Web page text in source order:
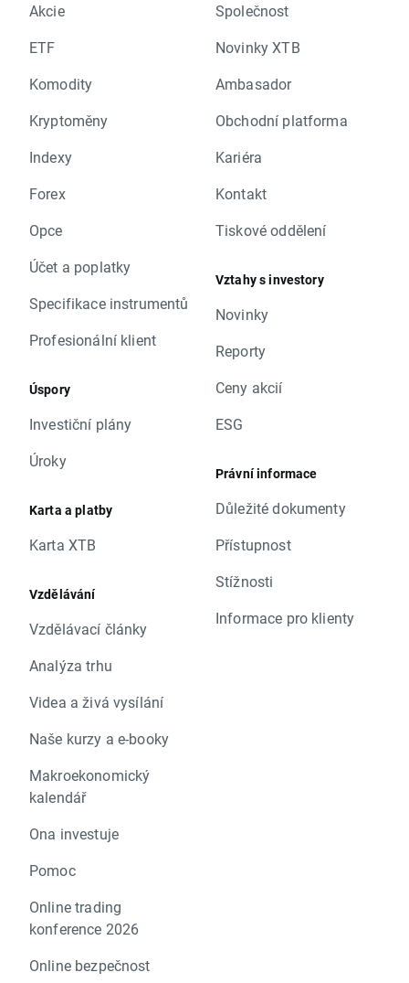
Akcie
ETF
Komodity
Kryptoměny
Indexy
Forex
Opce
Účet a poplatky
Specifikace instrumentů
Profesionální klient
Úspory
Investiční plány
Úroky
Karta a platby
Karta XTB
Vzdělávání
Vzdělávací články
Analýza trhu
Videa a živá vysílání
Naše kurzy a e-booky
Makroekonomický
kalendář
Ona investuje
Pomoc
Online trading
konference 2026
Online bezpečnost
Společnost
Novinky XTB
Ambasador
Obchodní platforma
Kariéra
Kontakt
Tiskové oddělení
Vztahy s investory
Novinky
Reporty
Ceny akcií
ESG
Právní informace
Důležité dokumenty
Přístupnost
Stížnosti
Informace pro klienty